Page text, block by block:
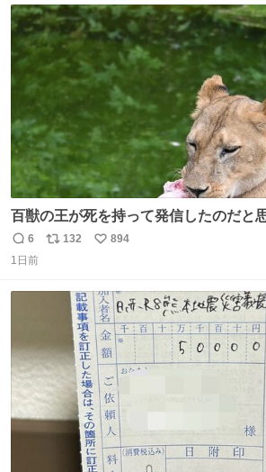
ト
数
数
百獣の王が死を持って発信したのだと思う 高温多湿が
でない日本の夏 どうか早急に飼育の環
命を護ってください…と 治療中のライオンが助かりますよ
動物公園にて 残念ながら個体の識別は
返
信
6
リ
132
い
数
894
1日前